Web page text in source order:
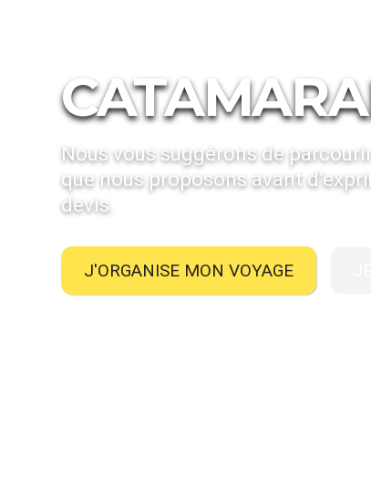
Nous vous suggérons de
que nous proposons avant
devis.
J'ORGANISE MON VOYAGE